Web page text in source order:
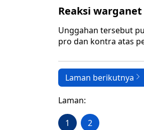
Reaksi warganet
Unggahan tersebut
pro dan kontra atas
Laman berikutnya
Laman:
1 2